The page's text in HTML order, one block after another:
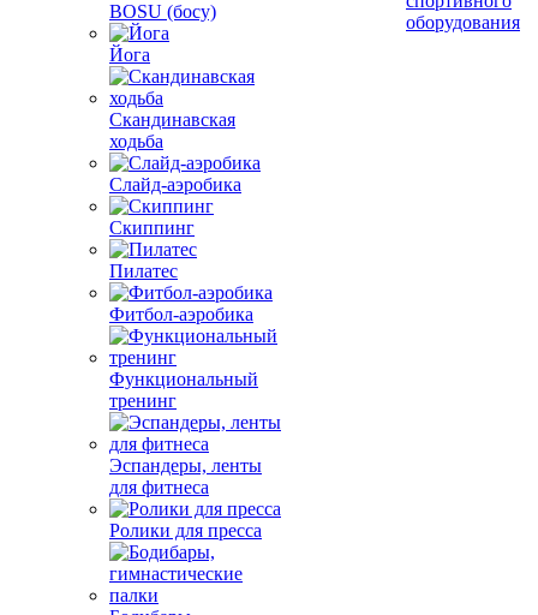
BOSU (босу)
Йога
Скандинавская
ходьба
Слайд-аэробика
Скиппинг
Пилатес
Фитбол-аэробика
Функциональный
тренинг
Эспандеры, ленты
для фитнеса
Ролики для пресса
оборудования